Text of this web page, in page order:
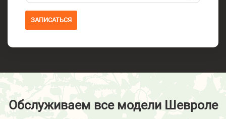
ЗАПИСАТЬСЯ
Обслуживаем все модели Шевроле